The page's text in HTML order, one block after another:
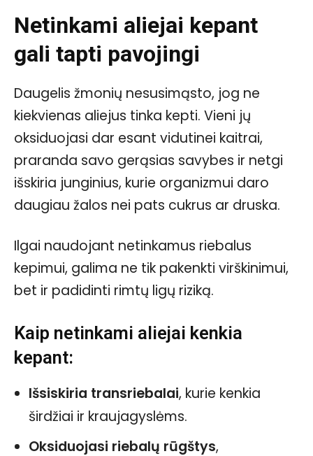
Netinkami aliejai kepant
gali tapti pavojingi
Daugelis žmonių nesusimąsto, jog ne
kiekvienas aliejus tinka kepti. Vieni jų
oksiduojasi dar esant vidutinei kaitrai,
praranda savo gerąsias savybes ir netgi
išskiria junginius, kurie organizmui daro
daugiau žalos nei pats cukrus ar druska.
Ilgai naudojant netinkamus riebalus
kepimui, galima ne tik pakenkti virškinimui,
bet ir padidinti rimtų ligų riziką.
Kaip netinkami aliejai kenkia
kepant:
Išsiskiria transriebalai, kurie kenkia
širdžiai ir kraujagyslėms.
Oksiduojasi riebalų rūgštys,